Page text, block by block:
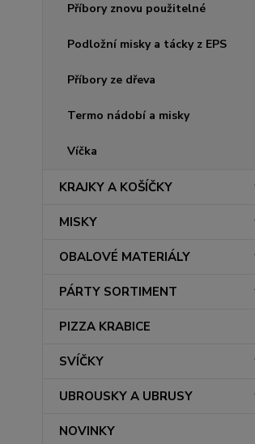
Příbory znovu použitelné
Podložní misky a tácky z EPS
Příbory ze dřeva
Termo nádobí a misky
Víčka
KRAJKY A KOŠÍČKY
MISKY
OBALOVÉ MATERIÁLY
PÁRTY SORTIMENT
PIZZA KRABICE
SVÍČKY
UBROUSKY A UBRUSY
NOVINKY